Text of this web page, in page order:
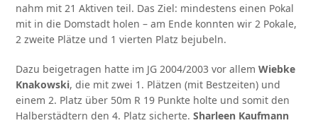
nahm mit 21 Aktiven teil. Das Ziel: mindestens einen Pokal
mit in die Domstadt holen – am Ende konnten wir 2 Pokale,
2 zweite Plätze und 1 vierten Platz bejubeln.
Dazu beigetragen hatte im JG 2004/2003 vor allemWiebke
Knakowski, die mit zwei 1. Plätzen (mit Bestzeiten) und
einem 2. Platz über 50m R 19 Punkte holte und somit den
Halberstädtern den 4. Platz sicherte.Sharleen Kaufmann